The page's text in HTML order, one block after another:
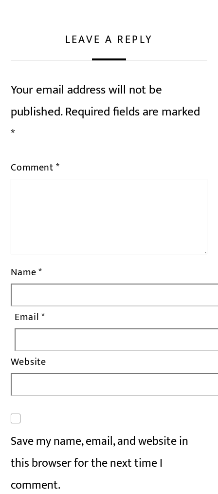
LEAVE A REPLY
Your email address will not be
published.Required fields are marked
*
Comment*
Name*
Email*
Website
Save my name, email, and website in
this browser for the next time I
comment.